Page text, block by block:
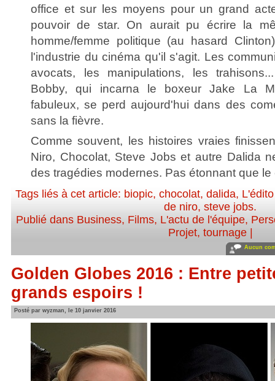
office et sur les moyens pour un grand
pouvoir de star. On aurait pu écrire la
homme/femme politique (au hasard
l'industrie du cinéma qu'il s'agit. Les
avocats, les manipulations, les
Bobby, qui incarna le boxeur Jake La
fabuleux, se perd aujourd'hui dans des
sans la fièvre.
Comme souvent, les histoires vraies
Niro, Chocolat, Steve Jobs et autre Dalida
des tragédies modernes. Pas étonnant que
Tags liés à cet article: biopic,chocolat,dalida,
de niro,steve jobs.
Publié dans Business, Films, L'actu de l'équipe,
Projet, tournage
Aucun
Golden Globes 2016 : Entre
grands espoirs !
Posté par wyzman, le 10 janvier 2016